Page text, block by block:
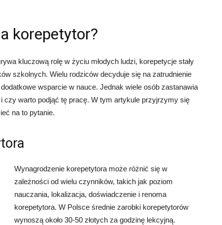
korepetytor?
kluczową rolę w życiu młodych ludzi, korepetycje stały
szkolnych. Wielu rodziców decyduje się na zatrudnienie
wsparcie w nauce. Jednak wiele osób zastanawia
czy warto podjąć tę pracę. W tym artykule przyjrzymy się
na to pytanie.
Wynagrodzenie korepetytora może różnić się w
zależności od wielu czynników, takich jak poziom
nauczania, lokalizacja, doświadczenie i renoma
korepetytora. W Polsce średnie zarobki korepetytorów
wynoszą około 30-50 złotych za godzinę lekcyjną.